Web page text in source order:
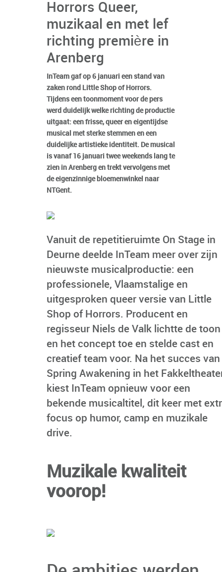
Horrors Queer,
muzikaal en met lef
richting première in
Arenberg
InTeam gaf op 6 januari een stand van
zaken rond Little Shop of Horrors.
Tijdens een toonmoment voor de pers
werd duidelijk welke richting de productie
uitgaat: een frisse, queer en eigentijdse
musical met sterke stemmen en een
duidelijke artistieke identiteit. De musical
is vanaf 16 januari twee weekends lang te
zien in Arenberg en trekt vervolgens met
de eigenzinnige bloemenwinkel naar
NTGent.
Vanuit de repetitieruimte On Stage in
Deurne deelde InTeam meer over zijn
nieuwste musicalproductie: een
professionele, Vlaamstalige en
uitgesproken queer versie van Little
Shop of Horrors. Producent en
regisseur Niels de Valk lichtte de toon
en het concept toe en stelde cast en
creatief team voor. Na het succes van
Spring Awakening in het
kiest InTeam opnieuw voor een
bekende musicaltitel, dit keer met
focus op humor, camp en muzikale
drive.
Muzikale kwaliteit
voorop!